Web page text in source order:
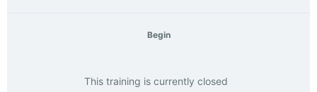
Begin
This training is currently closed